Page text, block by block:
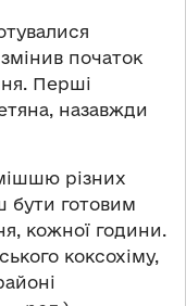
початок
Перші
назавжди
різних
бути готовим
кожної години.
коксохіму,